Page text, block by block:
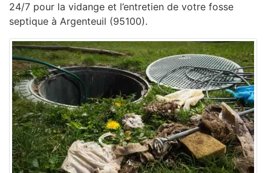
24/7 pour la vidange et l’entretien de votre fosse
septique à Argenteuil (95100).